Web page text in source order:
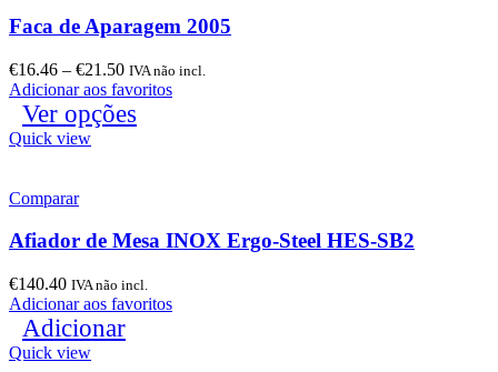
Faca de Aparagem 2005
€16.46 – €21.50 IVA não incl.
Adicionar aos favoritos
Ver opções
Quick view
Comparar
Afiador de Mesa INOX Ergo-Steel HES-SB2
€140.40 IVA não incl.
Adicionar aos favoritos
Adicionar
Quick view